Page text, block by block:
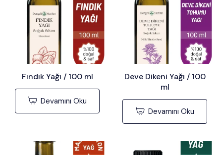
Fındık Yağı / 100 ml
Devamını Oku
Deve Dikeni Yağı / 100
ml
Devamını Oku